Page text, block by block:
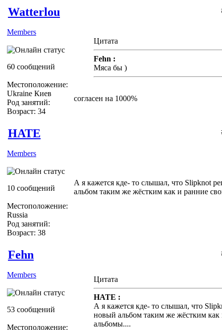
Watterlou
Members
60 сообщений
Местоположение:
Ukraine Киев
Род занятий:
Возраст: 34
Цитата
Fehn :
Мяса бы )
согласен на 1000%
HATE
Members
10 сообщений
Местоположение:
Russia
Род занятий:
Возраст: 38
А я кажется кде- то слышал, что Slipknot
альбом таким же жёстким как и ранние
Fehn
Members
53 сообщений
Местоположение:
Цитата
HATE :
А я кажется кде- то слышал, что
новый альбом таким же жёстким как
альбомы....